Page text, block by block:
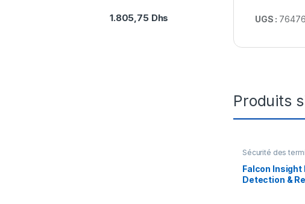
UGS :
Produits
Sécurité des
Falcon Insight
Detection &
1.805,75 Dhs